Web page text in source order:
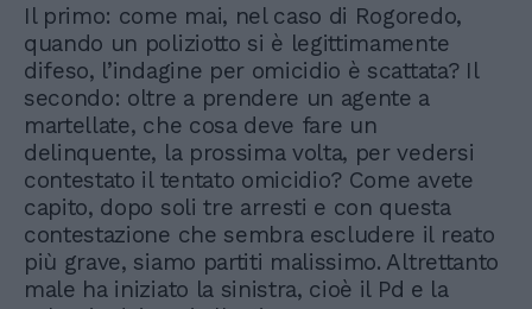
Il primo: come mai, nel caso di Rogoredo,
quando un poliziotto si è legittimamente
difeso, l’indagine per omicidio è scattata? Il
secondo: oltre a prendere un agente a
martellate, che cosa deve fare un
delinquente, la prossima volta, per vedersi
contestato il tentato omicidio? Come avete
capito, dopo soli tre arresti e con questa
contestazione che sembra escludere il reato
più grave, siamo partiti malissimo. Altrettanto
male ha iniziato la sinistra, cioè il Pd e la